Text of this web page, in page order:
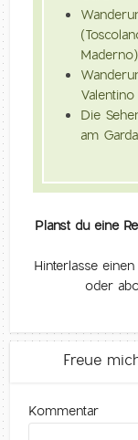
Maderno)
Die
am
Planst du eine
Hinterlasse
oder
Freue
Kommentar